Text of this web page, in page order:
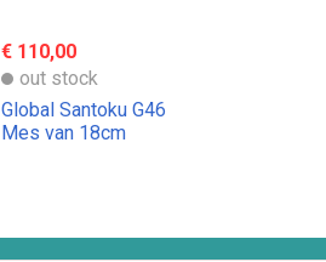
€ 110,00
out stock
Global Santoku G46
Mes van 18cm